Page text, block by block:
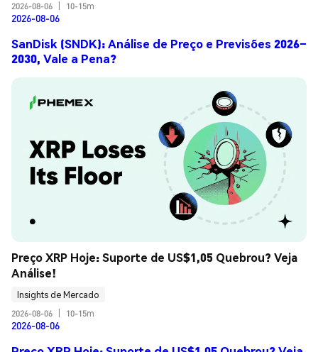
2026-08-06
10-15m
2026-08-06
SanDisk (SNDK): Análise de Preço e Previsões 2026–
2030, Vale a Pena?
Preço XRP Hoje: Suporte de US$1,05 Quebrou? Veja
Análise!
Insights de Mercado
2026-08-06
10-15m
2026-08-06